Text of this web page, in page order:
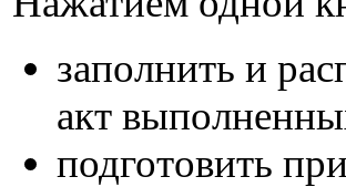
заполнить и
акт
подготовить